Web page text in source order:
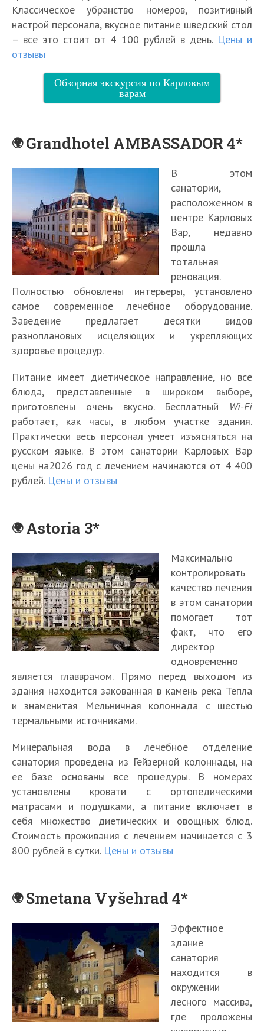
Классическое убранство номеров, позитивный
настрой персонала, вкусное питание шведский стол
– все это стоит от 4 100 рублей в день. Цены и
отзывы
Обзорная экскурсия по Карловым
варам
Grandhotel AMBASSADOR 4*
В этом
санатории,
расположенном в
центре Карловых
Вар, недавно
прошла
тотальная
реновация.
Полностью обновлены интерьеры, установлено
самое современное лечебное оборудование.
Заведение предлагает десятки видов
разноплановых исцеляющих и укрепляющих
здоровье процедур.
Питание имеет диетическое направление, но все
блюда, представленные в широком выборе,
приготовлены очень вкусно. Бесплатный Wi-Fi
работает, как часы, в любом участке здания.
Практически весь персонал умеет изъясняться на
русском языке. В этом санатории Карловых Вар
цены на2026 год с лечением начинаются от 4 400
рублей. Цены и отзывы
Astoria 3*
Максимально
контролировать
качество лечения
в этом санатории
помогает тот
факт, что его
директор
одновременно
является главврачом. Прямо перед выходом из
здания находится закованная в камень река Тепла
и знаменитая Мельничная колоннада с шестью
термальными источниками.
Минеральная вода в лечебное отделение
санатория проведена из Гейзерной колоннады, на
ее базе основаны все процедуры. В номерах
установлены кровати с ортопедическими
матрасами и подушками, а питание включает в
себя множество диетических и овощных блюд.
Стоимость проживания с лечением начинается с 3
800 рублей в сутки. Цены и отзывы
Smetana Vyšehrad 4*
Эффектное
здание
санатория
находится в
окружении
лесного массива,
где проложены